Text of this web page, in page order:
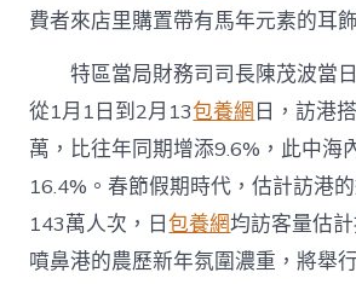
費者來店里購置帶有馬年元素的耳
特區當局財務司司長陳茂波當日
從1月1日到2月13包養網 日，訪港
萬，比往年同期增添9.6%，此中海
16.4%。春節假期時代，估計訪港
143萬人次，日包養網均訪客量估
噴鼻港的農歷新年氛圍濃重，將舉